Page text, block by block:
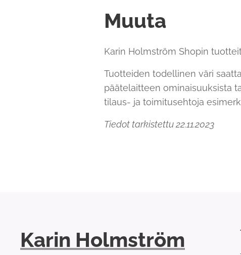
Muuta
Karin Holmström Shopin
Tuotteiden todellinen väri
päätelaitteen ominaisuuksista
tilaus- ja toimitusehtoja
Tiedot tarkistettu 22.11.2023
Karin Holmström